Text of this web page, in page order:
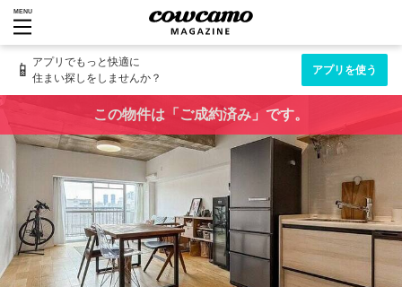
MENU
📱 アプリでもっと快適に
住まい探しをしませんか？
アプリを使う
この物件は「ご成約済み」です。